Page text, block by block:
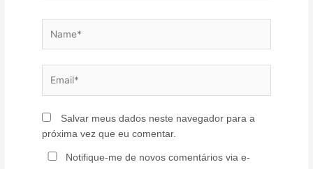
Salvar meus dados neste navegador para a
próxima vez que eu comentar.
Notifique-me de novos comentários via e-